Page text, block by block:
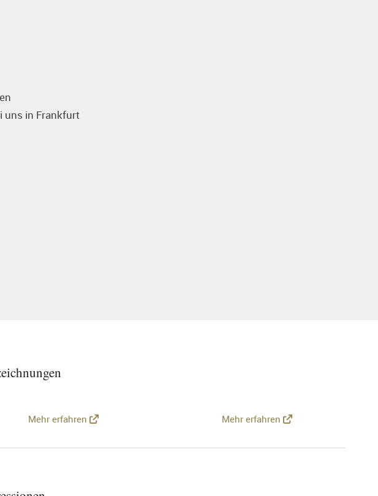
uns in Frankfurt
Mehr erfahren Mehr erfahren